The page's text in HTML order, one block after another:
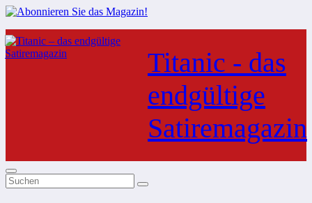
Zum
Inhalt
springen
Titanic - das
endgültige
Satiremagazin